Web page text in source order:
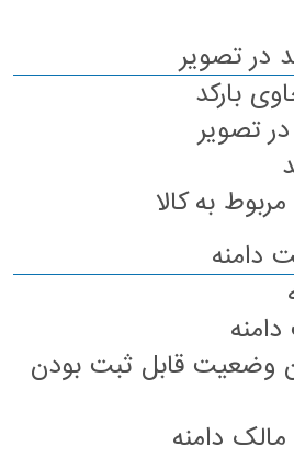
در تصویر
بارکد
تصویر
به کالا
دامنه
قابل ثبت بودن
دامنه